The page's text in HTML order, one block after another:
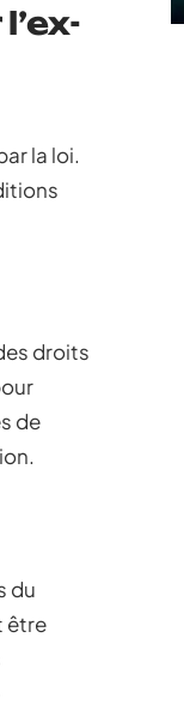
la loi.
droits
de
du
être